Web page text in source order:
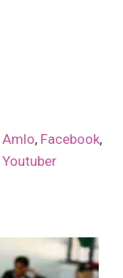
Amlo, Facebook,
Youtuber